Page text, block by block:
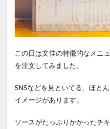
この日は文佳の特徴的なメニ
を注文してみました。
SNSなどを見といてる、ほと
イメージがあります。
ソースがたっぷりかかったチ